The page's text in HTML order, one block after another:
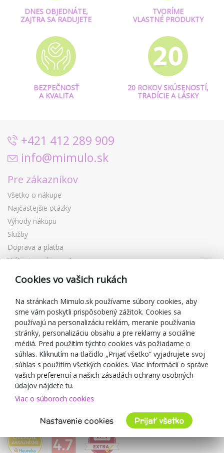
DNES OBJEDNÁTE,
ZAJTRA SA RADUJETE
TVORÍME
VLASTNÉ PRODUKTY
BEZPEČNOSŤ
A KVALITA
20 ROKOV SKÚSENOSTÍ,
TRADÍCIE A LÁSKY
+421 412 289 909
info@mimulo.sk
Pre zákazníkov
Všetko o nákupe
Najčastejšie otázky
Výhody nákupu
Služby
Doprava a platba
Vrátenie a výmena tovaru
Reklamácia
Zľavové kupóny
Blog
O predajcovi
Mimulo.sk
Obchodné podmienky
Ochrana osobných údajov GDPR
Kontakty
Spolupracujeme
Cookies vo vašich rukách
Na stránkach Mimulo.sk používame súbory cookies, aby
sme vám poskytli prispôsobený zážitok. Cookies sa
používajú na personalizáciu reklám, meranie používania
stránky, personalizáciu obsahu a pre reklamy a sociálne
médiá. Pred použitím týchto cookies vás požiadame o
súhlas. Kliknutím na tlačidlo „Prijať všetko“ vyjadrujete svoj
súhlas s použitím všetkých cookies. Viac informácií o správe
vašich preferencií a našich zásadách ochrany osobných
údajov nájdete tu.
Viac o súboroch cookies
Nastavenie cookies Prijať všetko